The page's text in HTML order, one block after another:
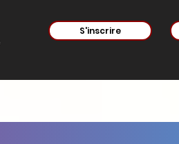
S'inscrire